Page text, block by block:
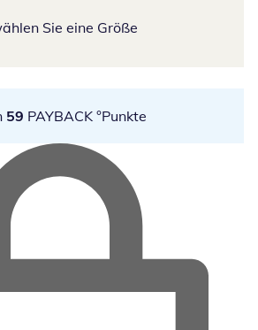
Sie eine Größe
59 PAYBACK °Punkte